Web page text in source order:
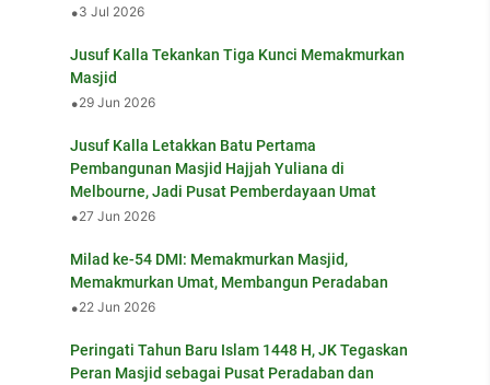
•3 Jul 2026
Jusuf Kalla Tekankan Tiga Kunci Memakmurkan
Masjid
•29 Jun 2026
Jusuf Kalla Letakkan Batu Pertama
Pembangunan Masjid Hajjah Yuliana di
Melbourne, Jadi Pusat Pemberdayaan Umat
•27 Jun 2026
Milad ke-54 DMI: Memakmurkan Masjid,
Memakmurkan Umat, Membangun Peradaban
•22 Jun 2026
Peringati Tahun Baru Islam 1448 H, JK Tegaskan
Peran Masjid sebagai Pusat Peradaban dan